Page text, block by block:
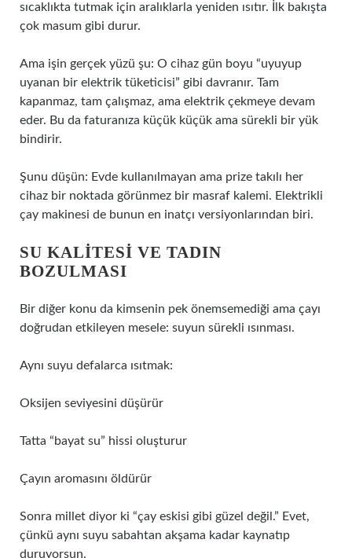
sıcaklıkta tutmak için aralıklarla yeniden ısıtır. İlk bakışta
çok masum gibi durur.
Ama işin gerçek yüzü şu: O cihaz gün boyu “uyuyup
uyanan bir elektrik tüketicisi” gibi davranır. Tam
kapanmaz, tam çalışmaz, ama elektrik çekmeye devam
eder. Bu da faturanıza küçük küçük ama sürekli bir yük
bindirir.
Şunu düşün: Evde kullanılmayan ama prize takılı her
cihaz bir noktada görünmez bir masraf kalemi. Elektrikli
çay makinesi de bunun en inatçı versiyonlarından biri.
SU KALITESI VE TADIN
BOZULMASI
Bir diğer konu da kimsenin pek önemsemediği ama çayı
doğrudan etkileyen mesele: suyun sürekli ısınması.
Aynı suyu defalarca ısıtmak:
Oksijen seviyesini düşürür
Tatta “bayat su” hissi oluşturur
Çayın aromasını öldürür
Sonra millet diyor ki “çay eskisi gibi güzel değil.” Evet,
çünkü aynı suyu sabahtan akşama kadar kaynatıp
duruyorsun.